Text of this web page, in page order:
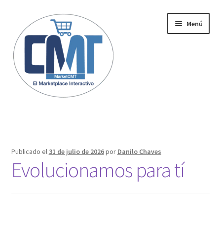
Menú
Publicado el 31 de julio de 2026por Danilo Chaves
Evolucionamos para tí